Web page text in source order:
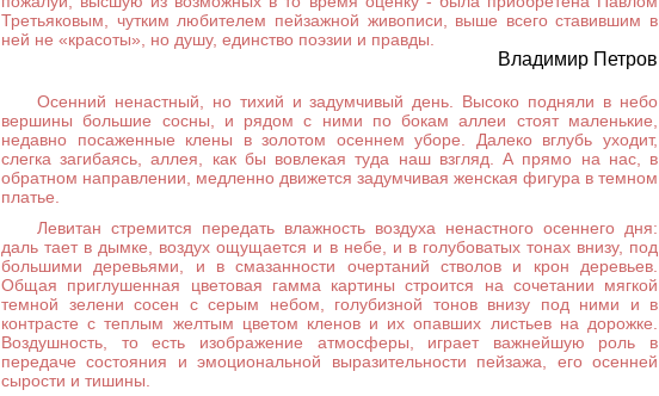
Третьяковым, чутким любителем пейзажной живописи, выше всего ставившим в
ней не «красоты», но душу, единство поэзии и правды.
Владимир Петров
Осенний ненастный, но тихий и задумчивый день. Высоко подняли в небо
вершины большие сосны, и рядом с ними по бокам аллеи стоят маленькие,
недавно посаженные клены в золотом осеннем уборе. Далеко вглубь уходит,
слегка загибаясь, аллея, как бы вовлекая туда наш взгляд. А прямо на нас, в
обратном направлении, медленно движется задумчивая женская фигура в темном
платье.
Левитан стремится передать влажность воздуха ненастного осеннего дня:
даль тает в дымке, воздух ощущается и в небе, и в голубоватых тонах внизу, под
большими деревьями, и в смазанности очертаний стволов и крон деревьев.
Общая приглушенная цветовая гамма картины строится на сочетании мягкой
темной зелени сосен с серым небом, голубизной тонов внизу под ними и в
контрасте с теплым желтым цветом кленов и их опавших листьев на дорожке.
Воздушность, то есть изображение атмосферы, играет важнейшую роль в
передаче состояния и эмоциональной выразительности пейзажа, его осенней
сырости и тишины.